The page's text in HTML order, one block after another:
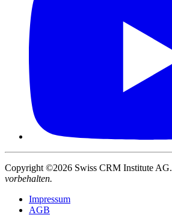
Copyright ©2026 Swiss CRM Institute AG.
vorbehalten.
Impressum
AGB